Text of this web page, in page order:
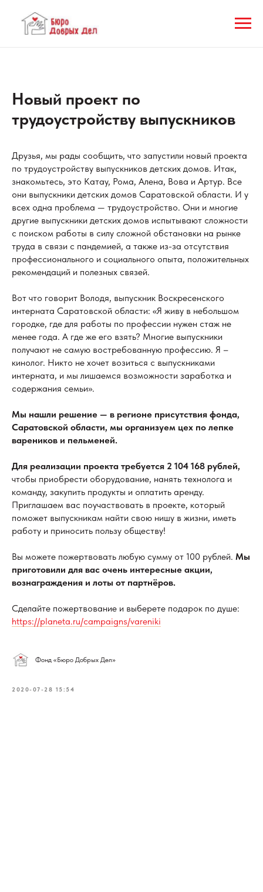
Новый проект по
трудоустройству выпускников
Друзья, мы рады сообщить, что запустили новый проекта
по трудоустройству выпускников детских домов. Итак,
знакомьтесь, это Катау, Рома, Алена, Вова и Артур. Все
они выпускники детских домов Саратовской области. И у
всех одна проблема — трудоустройство. Они и многие
другие выпускники детских домов испытывают сложности
с поиском работы в силу сложной обстановки на рынке
труда в связи с пандемией, а также из-за отсутствия
профессионального и социального опыта, положительных
рекомендаций и полезных связей.
Вот что говорит Володя, выпускник Воскресенского
интерната Саратовской области: «Я живу в небольшом
городке, где для работы по профессии нужен стаж не
менее года. А где же его взять? Многие выпускники
получают не самую востребованную профессию. Я –
кинолог. Никто не хочет возиться с выпускниками
интерната, и мы лишаемся возможности заработка и
содержания семьи».
Мы нашли решение — в регионе присутствия фонда,
Саратовской области, мы организуем цех по лепке
вареников и пельменей.
Для реализации проекта требуется 2 104 168 рублей,
чтобы приобрести оборудование, нанять технолога и
команду, закупить продукты и оплатить аренду.
Приглашаем вас поучаствовать в проекте, который
поможет выпускникам найти свою нишу в жизни, иметь
работу и приносить пользу обществу!
Вы можете пожертвовать любую сумму от 100 рублей. Мы
приготовили для вас очень интересные акции,
вознаграждения и лоты от партнёров.
Сделайте пожертвование и выберете подарок по душе:
https://planeta.ru/campaigns/vareniki
Фонд «Бюро Добрых Дел»
2020-07-28 15:54